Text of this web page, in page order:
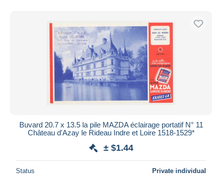
Buvard 20.7 x 13.5 la pile MAZDA éclairage portatif N° 11
Château d'Azay le Rideau Indre et Loire 1518-1529*
± $1.44
Status Private individual